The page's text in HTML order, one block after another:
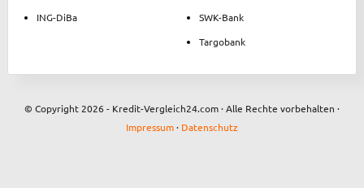
ING-DiBa
SWK-Bank
Targobank
© Copyright 2026 - Kredit-Vergleich24.com · Alle Rechte vorbehalten ·
Impressum· Datenschutz